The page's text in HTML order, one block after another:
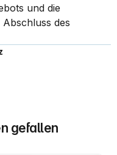
und die
des
gefallen